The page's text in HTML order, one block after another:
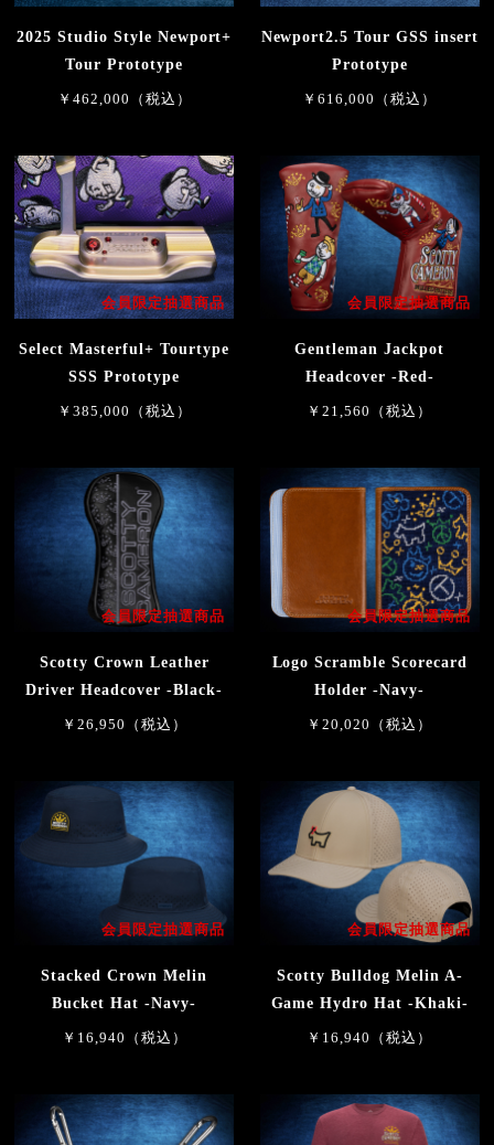
2025 Studio Style Newport+
Tour Prototype
￥462,000（税込）
Newport2.5 Tour GSS insert
Prototype
￥616,000（税込）
会員限定抽選商品
Select Masterful+ Tourtype
SSS Prototype
￥385,000（税込）
会員限定抽選商品
Gentleman Jackpot
Headcover -Red-
￥21,560（税込）
会員限定抽選商品
Scotty Crown Leather
Driver Headcover -Black-
￥26,950（税込）
会員限定抽選商品
Logo Scramble Scorecard
Holder -Navy-
￥20,020（税込）
会員限定抽選商品
Stacked Crown Melin
Bucket Hat -Navy-
￥16,940（税込）
会員限定抽選商品
Scotty Bulldog Melin A-
Game Hydro Hat -Khaki-
￥16,940（税込）